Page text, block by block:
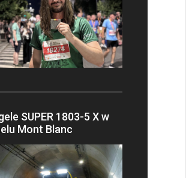
SUPER 1803-5 X w
Mont Blanc